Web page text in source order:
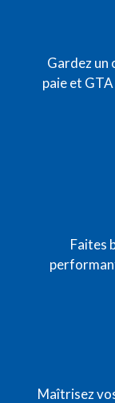
Gardez un
paie et GTA
Faites
Maîtrisez